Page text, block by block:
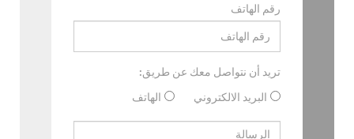
رقم الهاتف
تريد أن نتواصل معك عن طريق:
البريد الالكتروني
الهاتف